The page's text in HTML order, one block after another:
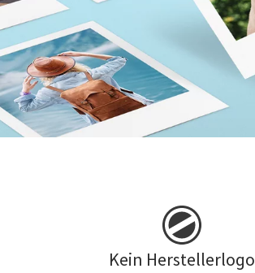
Kein Herstellerlogo